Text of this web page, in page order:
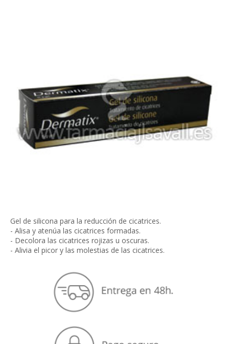
Gel de silicona para la reducción de cicatrices.
- Alisa y atenúa las cicatrices formadas.
- Decolora las cicatrices rojizas u oscuras.
- Alivia el picor y las molestias de las cicatrices.